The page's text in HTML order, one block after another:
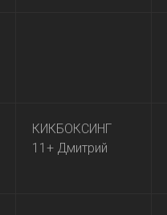
КИКБОКСИНГ
11+ Дмитрий